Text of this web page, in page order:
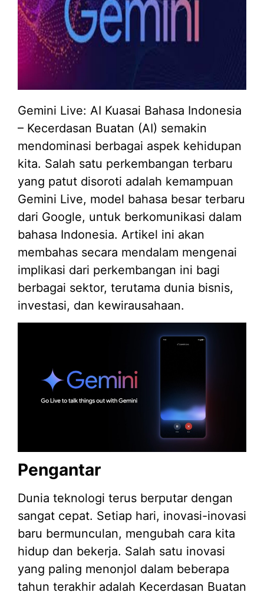
Gemini Live: AI Kuasai Bahasa Indonesia
– Kecerdasan Buatan (AI) semakin
mendominasi berbagai aspek kehidupan
kita. Salah satu perkembangan terbaru
yang patut disoroti adalah kemampuan
Gemini Live, model bahasa besar terbaru
dari Google, untuk berkomunikasi dalam
bahasa Indonesia. Artikel ini akan
membahas secara mendalam mengenai
implikasi dari perkembangan ini bagi
berbagai sektor, terutama dunia bisnis,
investasi, dan kewirausahaan.
Pengantar
Dunia teknologi terus berputar dengan
sangat cepat. Setiap hari, inovasi-inovasi
baru bermunculan, mengubah cara kita
hidup dan bekerja. Salah satu inovasi
yang paling menonjol dalam beberapa
tahun terakhir adalah Kecerdasan Buatan